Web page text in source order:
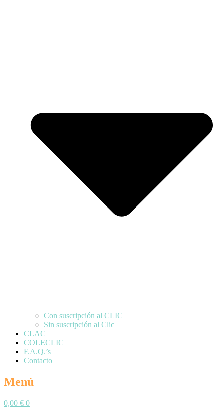
Con suscripción al CLIC
Sin suscripción al Clic
CLAC
COLECLIC
F.A.Q.’s
Contacto
Menú
0,00 € 0